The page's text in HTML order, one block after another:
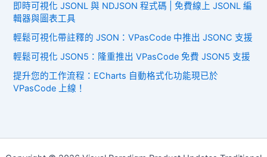
即時可視化 JSONL 與 NDJSON 程式碼 | 免費線上 JSONL 編
輯器與圖表工具
輕鬆可視化帶註釋的 JSON：VPasCode 中推出 JSONC 支援
輕鬆可視化 JSON5：隆重推出 VPasCode 免費 JSON5 支援
提升您的工作流程：ECharts 自動格式化功能現已於
VPasCode 上線！